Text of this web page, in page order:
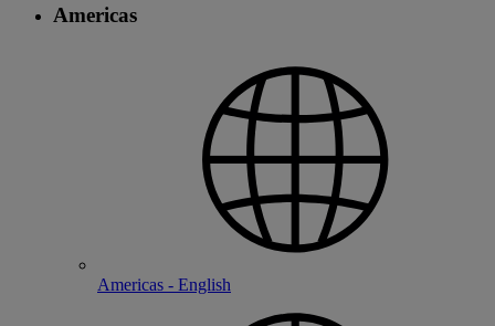
Americas
Americas - English